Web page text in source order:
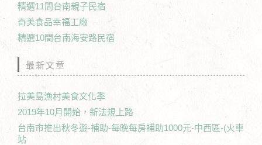
精選11間台南親子民宿
奇美食品幸福工廠
精選10間台南海安路民宿
最新文章
拉美島漁村美食文化季
2019年10月開始，新法規上路
台南市推出秋冬遊-補助-每晚每房補助1000元-中西區-(火車
站